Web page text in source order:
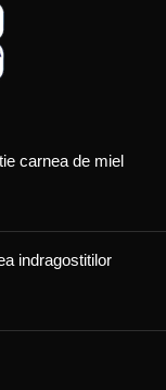
carnea de miel
indragostitilor